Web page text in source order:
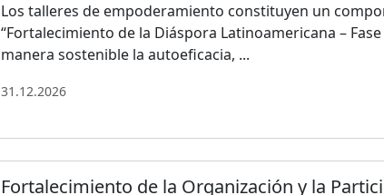
Los talleres de empoderamiento constituyen un
“Fortalecimiento de la Diáspora Latinoamericana –
manera sostenible la autoeficacia, ...
31.12.2026
Fortalecimiento de la Organización y la